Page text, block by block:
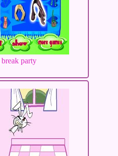
party